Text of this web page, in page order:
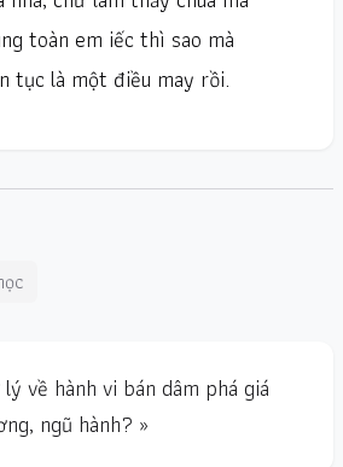
toàn em iếc thì sao mà
tục là một điều may rồi.
về hành vi bán dâm phá giá
ngũ hành? »